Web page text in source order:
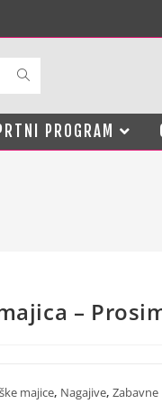
PROGRAM
–
majice, Nagajive, Zabavne